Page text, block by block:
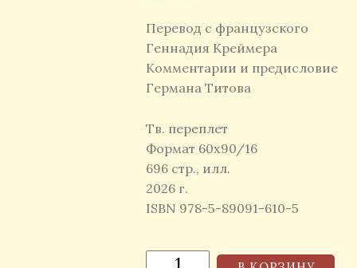
Перевод с французского
Геннадия Креймера
Комментарии и предисловие
Германа Титова
Тв. переплет
Формат 60х90/16
696 стр., илл.
2026 г.
ISBN 978-5-89091-610-5